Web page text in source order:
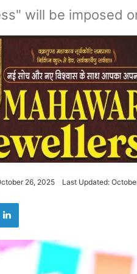
will be imposed
26, 2025 Last Updated: